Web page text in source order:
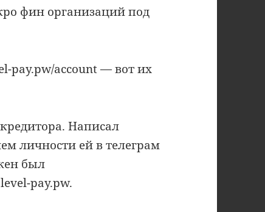
фин организаций под
pay.pw/account — вот их
Написал
личности ей в телеграм
был
pay.pw.